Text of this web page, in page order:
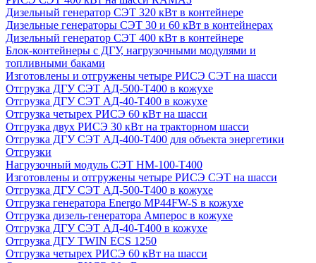
Дизельный генератор СЭТ 320 кВт в контейнере
Дизельные генераторы СЭТ 30 и 60 кВт в контейнерах
Дизельный генератор СЭТ 400 кВт в контейнере
Блок-контейнеры с ДГУ, нагрузочными модулями и
топливными баками
Изготовлены и отгружены четыре РИСЭ СЭТ на шасси
Отгрузка ДГУ СЭТ АД-500-Т400 в кожухе
Отгрузка ДГУ СЭТ АД-40-Т400 в кожухе
Отгрузка четырех РИСЭ 60 кВт на шасси
Отгрузка двух РИСЭ 30 кВт на тракторном шасси
Отгрузка ДГУ СЭТ АД-400-Т400 для объекта энергетики
Отгрузки
Нагрузочный модуль СЭТ НМ-100-Т400
Изготовлены и отгружены четыре РИСЭ СЭТ на шасси
Отгрузка ДГУ СЭТ АД-500-Т400 в кожухе
Отгрузка генератора Energo MP44FW-S в кожухе
Отгрузка дизель-генератора Амперос в кожухе
Отгрузка ДГУ СЭТ АД-40-Т400 в кожухе
Отгрузка ДГУ TWIN ECS 1250
Отгрузка четырех РИСЭ 60 кВт на шасси